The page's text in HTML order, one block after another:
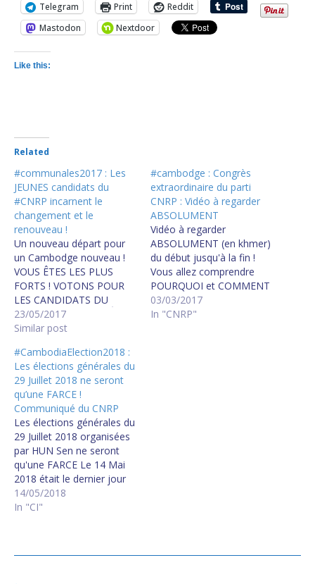
Telegram Print
Reddit
Mastodon
Nextdoor
Like this:
Related
#communales2017 : Les
JEUNES candidats du
#CNRP incarnent le
changement et le
renouveau !
Un nouveau départ pour
un Cambodge nouveau !
VOUS ÊTES LES PLUS
FORTS ! VOTONS POUR
LES CANDIDATS DU
CNRP ! បេក្ខជន​ CNRP ​វ័យ​
២៦ ​ឆ្នាំ​ប្រកួត​នឹង​បេក្ខជន​ CPP ​បី​
Commune elections 2017:
CNRP runs newcomer,
testing a community’s
desire for change
23/05/2017
Similar post
#cambodge : Congrès
extraordinaire du parti
CNRP : Vidéo à regarder
ABSOLUMENT
Vidéo à regarder
ABSOLUMENT (en khmer)
du début jusqu'à la fin !
Vous allez comprendre
POURQUOI et COMMENT
le parti CNRP va gagner
les élections communales
03/03/2017
In "CNRP"
#CambodiaElection2018 :
Les élections générales du
29 Juillet 2018 ne seront
qu’une FARCE !
Communiqué du CNRP
Les élections générales du
29 Juillet 2018 organisées
par HUN Sen ne seront
qu'une FARCE Le 14 Mai
2018 était le dernier jour
permettant aux partis
politiques de s'inscrire aux
14/05/2018
In "CI"